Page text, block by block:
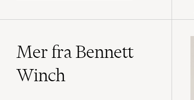
Mer fra Bennett
Winch